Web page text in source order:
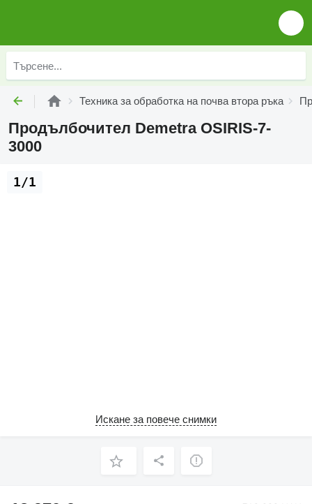
Техника за обработка на почва втора ръка
Продълбочител Demetra OSIRIS-7-
3000
1/1
Искане за повече снимки